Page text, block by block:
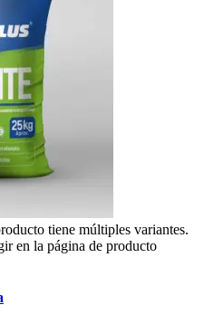
tiene múltiples variantes.
en la página de producto